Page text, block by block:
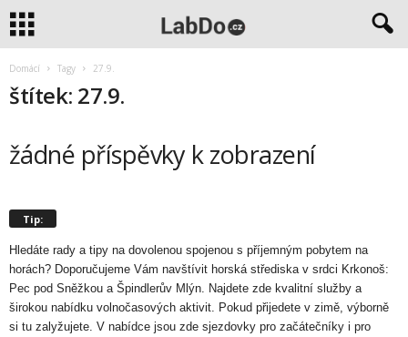
Domácí Tagy 27.9.
štítek: 27.9.
žádné příspěvky k zobrazení
Tip:
Hledáte rady a tipy na dovolenou spojenou s příjemným pobytem na
horách? Doporučujeme Vám navštívit horská střediska v srdci Krkonoš:
Pec pod Sněžkou a Špindlerův Mlýn. Najdete zde kvalitní služby a
širokou nabídku volnočasových aktivit. Pokud přijedete v zimě, výborně
si tu zalyžujete. V nabídce jsou zde sjezdovky pro začátečníky i pro